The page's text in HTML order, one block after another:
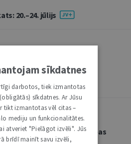
20.–24. jūlijs
juridiskie aspekti
un būvniecības
sīkdatnes
darbotos, tiek izmantotas
sīkdatnes. Ar Jūsu
tikt izmantotas vēl citas –
mediju un funkcionalitātes.
atveriet "Pielāgot izvēli". Jūs
brīdī mainīt savu izvēli,